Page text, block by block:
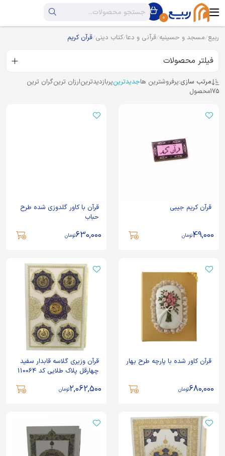
0
ربیع مسجد و حسینیه قرآنی و دعا کتاب دینی قرآن کریم
فیلتر محصولات
مرتب سازی:پرفروشترین هاجدیدترینپربازدیدترینارزان ترینگران ترین
175محصول
قرآن کریم جیبی
49,000تومان
قرآن با کاور گلدوزی شده طرح
حباب
630,000تومان
قرآن کاور شده با پارچه طرح بهار
680,000تومان
قرآن وزیری گلاسه قابدار سفید
چهارقل پلاک طلایی کد 110064
2,062,500تومان